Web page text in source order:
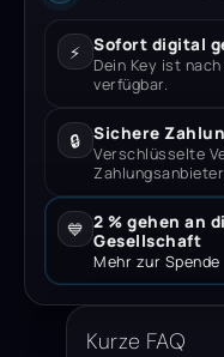
⚡ Sofort digital
Dein Key ist
verfügbar.
🔒 Sichere
Verschlüsselte
Zahlungsanbieter.
💙 2 % gehen an
Gesellschaft
Mehr zur Spende
Kurze FAQ